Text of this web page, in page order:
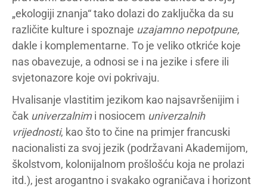
„ekologiji znanja“ tako dolazi do zaključka da su
različite kulture i spoznaje uzajamno nepotpune,
dakle i komplementarne. To je veliko otkriće koje
nas obavezuje, a odnosi se i na jezike i sfere ili
svjetonazore koje ovi pokrivaju.
Hvalisanje vlastitim jezikom kao najsavršenijim i
čak univerzalnimi nosiocem univerzalnih
vrijednosti, kao što to čine na primjer francuski
nacionalisti za svoj jezik (podržavani Akademijom,
školstvom, kolonijalnom prošlošću koja ne prolazi
itd.), jest arogantno i svakako ograničava i horizont